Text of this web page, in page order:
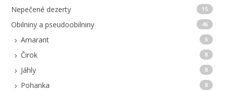
Nepečené dezerty 15
Obilniny a pseudoobilniny 46
Amarant 6
Čirok 8
Jáhly 8
Pohanka 8